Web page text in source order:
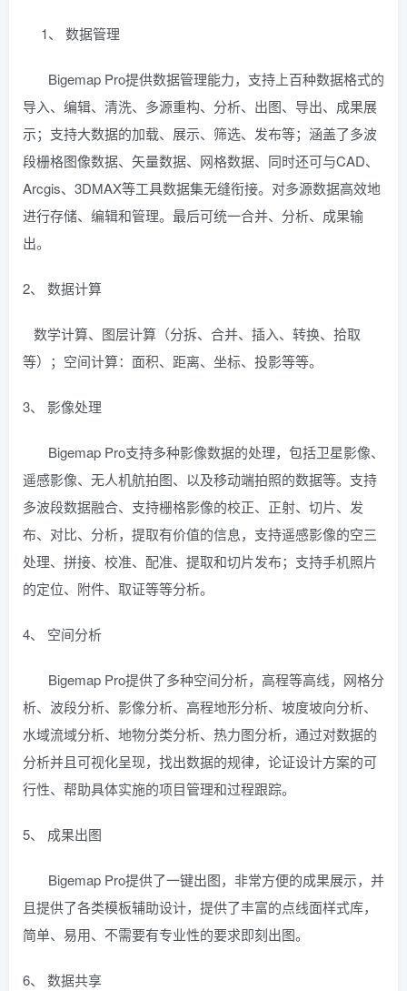
1、 数据管理
Bigemap Pro提供数据管理能力，支持上百种数据格式的
导入、编辑、清洗、多源重构、分析、出图、导出、成果展
示；支持大数据的加载、展示、筛选、发布等；涵盖了多波
段栅格图像数据、矢量数据、网格数据、同时还可与CAD、
Arcgis、3DMAX等工具数据集无缝衔接。对多源数据高效地
进行存储、编辑和管理。最后可统一合并、分析、成果输
出。
2、 数据计算
数学计算、图层计算（分拆、合并、插入、转换、拾取
等）；空间计算：面积、距离、坐标、投影等等。
3、 影像处理
Bigemap Pro支持多种影像数据的处理，包括卫星影像、
遥感影像、无人机航拍图、以及移动端拍照的数据等。支持
多波段数据融合、支持栅格影像的校正、正射、切片、发
布、对比、分析，提取有价值的信息，支持遥感影像的空三
处理、拼接、校准、配准、提取和切片发布；支持手机照片
的定位、附件、取证等等分析。
4、 空间分析
Bigemap Pro提供了多种空间分析，高程等高线，网格分
析、波段分析、影像分析、高程地形分析、坡度坡向分析、
水域流域分析、地物分类分析、热力图分析，通过对数据的
分析并且可视化呈现，找出数据的规律，论证设计方案的可
行性、帮助具体实施的项目管理和过程跟踪。
5、 成果出图
Bigemap Pro提供了一键出图，非常方便的成果展示，并
且提供了各类模板辅助设计，提供了丰富的点线面样式库，
简单、易用、不需要有专业性的要求即刻出图。
6、 数据共享